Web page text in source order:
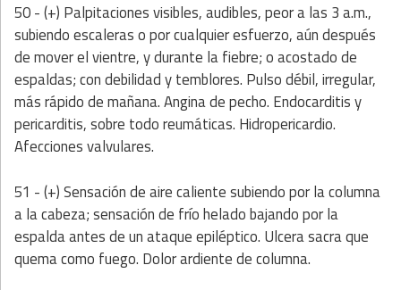
50 - (+) Palpitaciones visibles, audibles, peor a las 3 a.m.,
subiendo escaleras o por cualquier esfuerzo, aún después
de mover el vientre, y durante la fiebre; o acostado de
espaldas; con debilidad y temblores. Pulso débil, irregular,
más rápido de mañana. Angina de pecho. Endocarditis y
pericarditis, sobre todo reumáticas. Hidropericardio.
Afecciones valvulares.
51 - (+) Sensación de aire caliente subiendo por la columna
a la cabeza; sensación de frío helado bajando por la
espalda antes de un ataque epiléptico. Ulcera sacra que
quema como fuego. Dolor ardiente de columna.